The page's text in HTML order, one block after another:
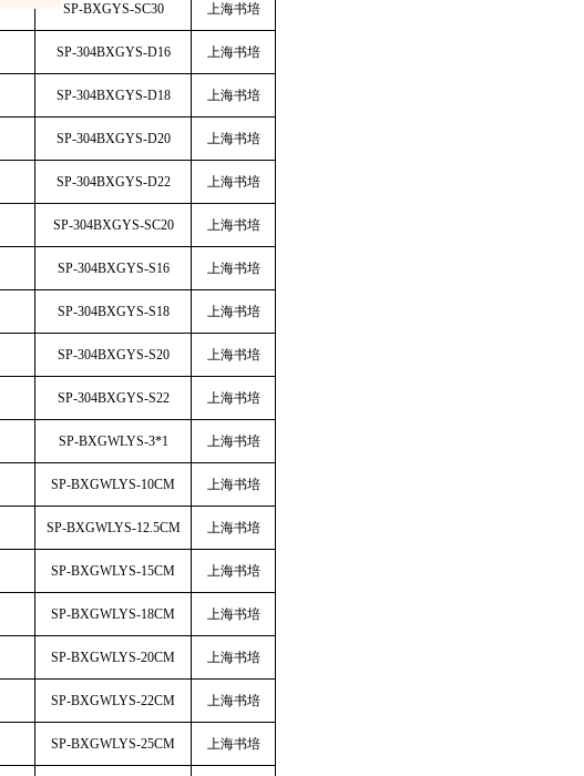
SP-BXGYS-SC30 上海书培
SP-304BXGYS-D16 上海书培
SP-304BXGYS-D18 上海书培
SP-304BXGYS-D20 上海书培
SP-304BXGYS-D22 上海书培
SP-304BXGYS-SC20 上海书培
SP-304BXGYS-S16 上海书培
SP-304BXGYS-S18 上海书培
SP-304BXGYS-S20 上海书培
SP-304BXGYS-S22 上海书培
SP-BXGWLYS-3*1 上海书培
SP-BXGWLYS-10CM 上海书培
SP-BXGWLYS-12.5CM 上海书培
SP-BXGWLYS-15CM 上海书培
SP-BXGWLYS-18CM 上海书培
SP-BXGWLYS-20CM 上海书培
SP-BXGWLYS-22CM 上海书培
SP-BXGWLYS-25CM 上海书培